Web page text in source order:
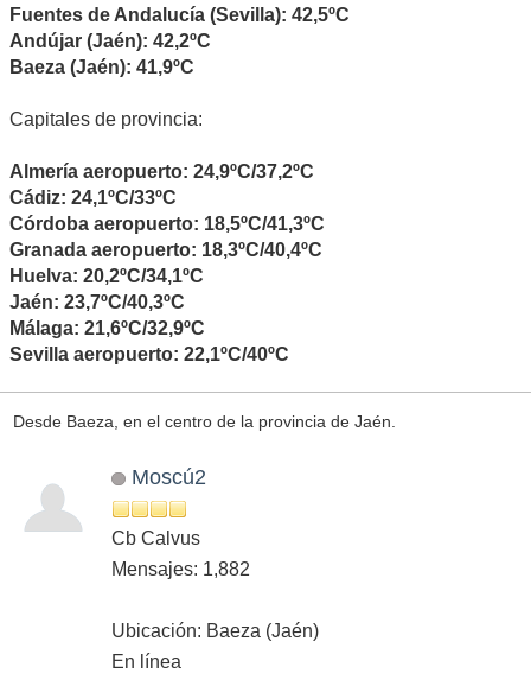
Fuentes de Andalucía (Sevilla): 42,5ºC
Andújar (Jaén): 42,2ºC
Baeza (Jaén): 41,9ºC
Capitales de provincia:
Almería aeropuerto: 24,9ºC/37,2ºC
Cádiz: 24,1ºC/33ºC
Córdoba aeropuerto: 18,5ºC/41,3ºC
Granada aeropuerto: 18,3ºC/40,4ºC
Huelva: 20,2ºC/34,1ºC
Jaén: 23,7ºC/40,3ºC
Málaga: 21,6ºC/32,9ºC
Sevilla aeropuerto: 22,1ºC/40ºC
Desde Baeza, en el centro de la provincia de Jaén.
Moscú2
Cb Calvus
Mensajes: 1,882
Ubicación: Baeza (Jaén)
En línea